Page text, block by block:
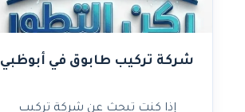
شركة تركيب طابوق في أبوظبي
إذا كنت تبحث عن شركة تركيب